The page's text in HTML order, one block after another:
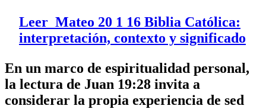
Leer Mateo 20 1 16 Biblia Católica:
interpretación, contexto y significado
En un marco de espiritualidad personal,
la lectura de Juan 19:28 invita a
considerar la propia experiencia de sed